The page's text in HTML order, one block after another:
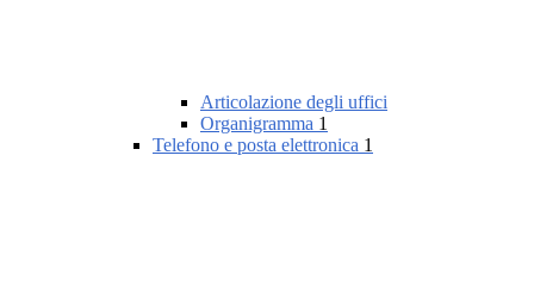
Articolazione degli uffici
Organigramma 1
Telefono e posta elettronica 1